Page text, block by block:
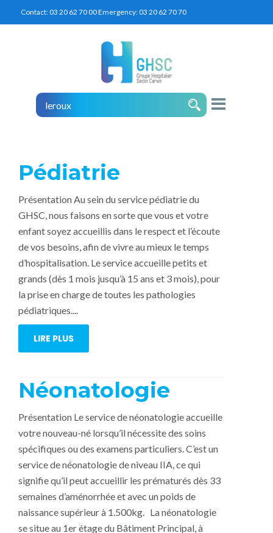
Contact:03 20 62 70 00Emergency:03 20 62 70 70
Pédiatrie
Présentation Au sein du service pédiatrie du
GHSC, nous faisons en sorte que vous et votre
enfant soyez accueillis dans le respect et l’écoute
de vos besoins, afin de vivre au mieux le temps
d’hospitalisation. Le service accueille petits et
grands (dès 1 mois jusqu’à 15 ans et 3 mois), pour
la prise en charge de toutes les pathologies
pédiatriques....
LIRE PLUS
Néonatologie
Présentation Le service de néonatologie accueille
votre nouveau-né lorsqu’il nécessite des soins
spécifiques ou des examens particuliers. C’est un
service de néonatologie de niveau IIA, ce qui
signifie qu’il peut accueillir les prématurés dès 33
semaines d’aménorrhée et avec un poids de
naissance supérieur à 1.500kg. La néonatologie
se situe au 1er étage du Bâtiment Principal, à